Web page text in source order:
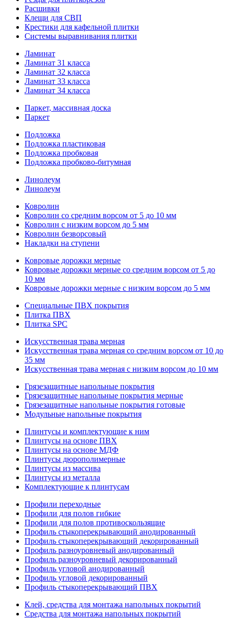
Расшивки
Клещи для СВП
Крестики для кафельной плитки
Системы выравнивания плитки
Ламинат
Ламинат 31 класса
Ламинат 32 класса
Ламинат 33 класса
Ламинат 34 класса
Паркет, массивная доска
Паркет
Подложка
Подложка пластиковая
Подложка пробковая
Подложка пробково-битумная
Линолеум
Линолеум
Ковролин
Ковролин со средним ворсом от 5 до 10 мм
Ковролин с низким ворсом до 5 мм
Ковролин безворсовый
Накладки на ступени
Ковровые дорожки мерные
Ковровые дорожки мерные со средним ворсом от 5 до
10 мм
Ковровые дорожки мерные с низким ворсом до 5 мм
Специальные ПВХ покрытия
Плитка ПВХ
Плитка SPC
Искуccтвенная трава мерная
Искусственная трава мерная со средним ворсом от 10 до
35 мм
Искусственная трава мерная с низким ворсом до 10 мм
Грязезащитные напольные покрытия
Грязезащитные напольные покрытия мерные
Грязезащитные напольные покрытия готовые
Модульные напольные покрытия
Плинтусы и комплектующие к ним
Плинтусы на основе ПВХ
Плинтусы на основе МДФ
Плинтусы дюрополимерные
Плинтусы из массива
Плинтусы из металла
Комплектующие к плинтусам
Профили переходные
Профили для полов гибкие
Профили для полов противоскользящие
Профиль стыкоперекрывающий анодированный
Профиль стыкоперекрывающий декорированный
Профиль разноуровневый анодированный
Профиль разноуровневый декорированный
Профиль угловой анодированный
Профиль угловой декорированный
Профиль стыкоперекрывающий ПВХ
Клей, средства для монтажа напольных покрытий
Средства для монтажа напольных покрытий